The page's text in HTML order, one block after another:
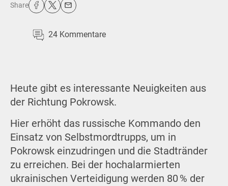
Share
24 Kommentare
Heute gibt es interessante Neuigkeiten aus
der Richtung Pokrowsk.
Hier erhöht das russische Kommando den
Einsatz von Selbstmordtrupps, um in
Pokrowsk einzudringen und die Stadtränder
zu erreichen. Bei der hochalarmierten
ukrainischen Verteidigung werden 80 % der